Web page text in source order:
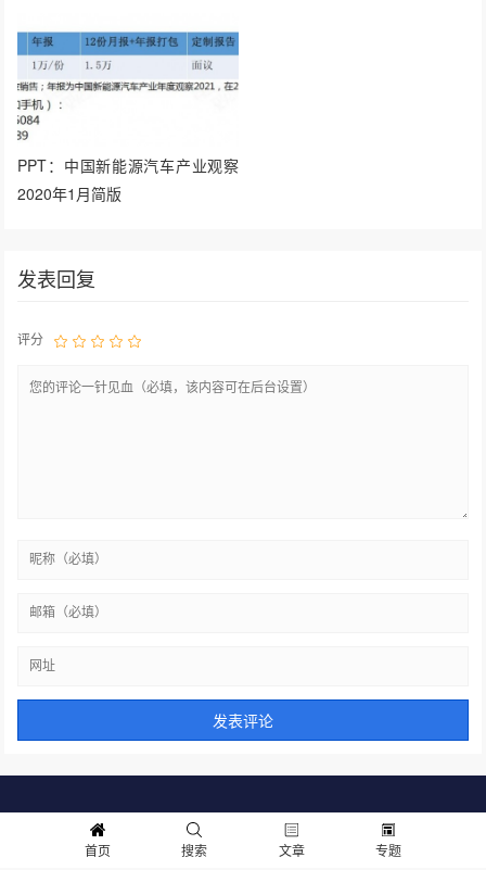
PPT：中国新能源汽车产业观察
2020年1月简版
发表回复
评分
深度 研究报告 每日资讯
最新文章
联系我们：dianguantianxia@163.com 备案信息：
京ICP备20006168
首页 搜索 文章 专题